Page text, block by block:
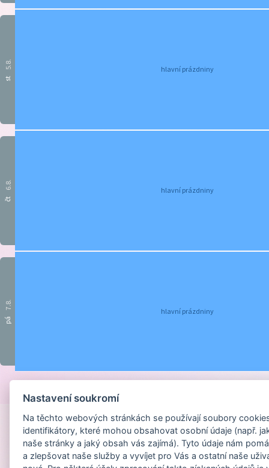
st
5.8. hlavní prázdniny
čt
6.8. hlavní prázdniny
pá
7.8.
hlavní prázdniny
Nastavení soukromí
Na těchto webových stránkách se používají soubory
identifikátory, které mohou obsahovat osobní údaje (např.
naše stránky a jaký obsah vás zajímá). Tyto údaje nám
a zlepšovat naše služby a vyvíjet pro Vás a ostatní naše